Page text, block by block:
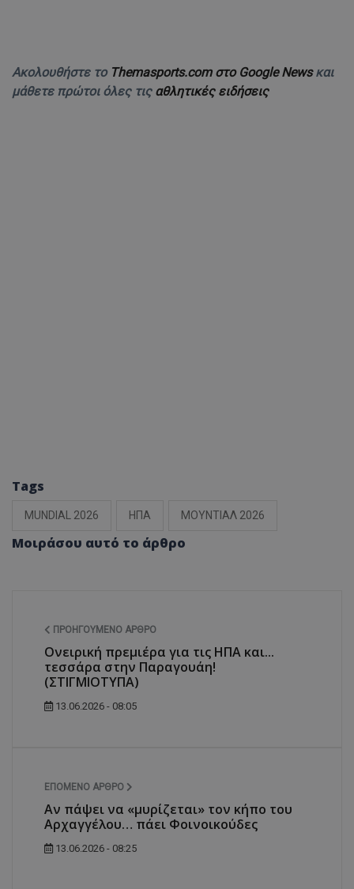
Ακολουθήστε το Themasports.com στο Google Newsκαι
μάθετε πρώτοι όλες τις αθλητικές ειδήσεις
Tags
MUNDIAL 2026 ΗΠΑ ΜΟΥΝΤΙΑΛ 2026
Μοιράσου αυτό το άρθρο
ΠΡΟΗΓΟΎΜΕΝΟ ΆΡΘΡΟ
Ονειρική πρεμιέρα για τις ΗΠΑ και...
τεσσάρα στην Παραγουάη!
(ΣΤΙΓΜΙΟΤΥΠΑ)
13.06.2026 - 08:05
ΕΠΌΜΕΝΟ ΆΡΘΡΟ
Αν πάψει να «μυρίζεται» τον κήπο του
Αρχαγγέλου… πάει Φοινοικούδες
13.06.2026 - 08:25